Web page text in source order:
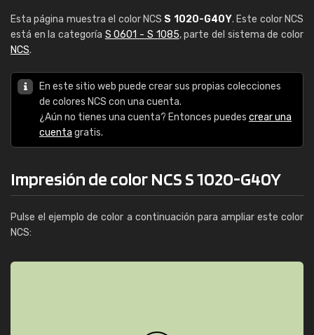
Esta página muestra el color NCS S 1020-G40Y. Este color NCS
está en la categoría S 0601 - S 1085, parte del sistema de color
NCS.
En este sitio web puede crear sus propias colecciones
de colores NCS con una cuenta.
¿Aún no tienes una cuenta? Entonces puedes crear una
cuenta gratis.
Impresión de color NCS S 1020-G40Y
Pulse el ejemplo de color a continuación para ampliar este color
NCS: